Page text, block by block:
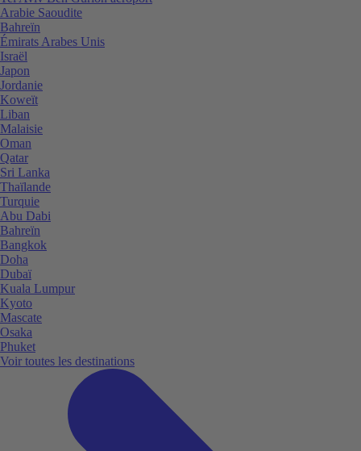
Arabie Saoudite
Bahreïn
Émirats Arabes Unis
Israël
Japon
Jordanie
Koweït
Liban
Malaisie
Oman
Qatar
Sri Lanka
Thaïlande
Turquie
Abu Dabi
Bahreïn
Bangkok
Doha
Dubaï
Kuala Lumpur
Kyoto
Mascate
Osaka
Phuket
Voir toutes les destinations